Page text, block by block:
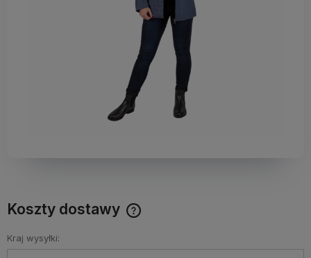
Koszty dostawy
produkty które nie mieszczą się do Paczkomatu nie
wchodzą w skład promocji. Koszty wysyłki dla przesyłek
Kraj wysyłki: